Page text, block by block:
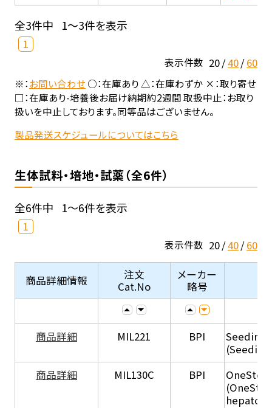
全3件中 1～3件を表示
1
表示件数 20 40 60
※：お問い合わせ○：在庫あり △：在庫わずか ×：取り寄せ
□：在庫あり-培養後お届け納期約2週間 取扱中止：お取り
扱いを中止しております。同等品はございません。
製品発送スケジュールについてはこちら
生体試料・培地・試薬（全6件）
全6件中 1～6件を表示
1
表示件数 20 40 60
商品詳細情報
注文
Cat.No
メーカー
略号
商品詳細 MIL221 BPI
Seeding
商品詳細
MIL130C BPI